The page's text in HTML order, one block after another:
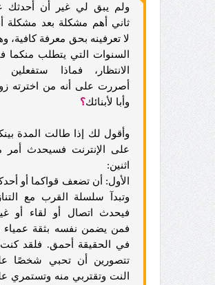
ولم يبق لي غير أن أحدثك
ثاني أهم مشكلة بعد مشكلة
لا تعرفينه بحق معرفة كافية،
السنوات التي يتطلب منكما
الانتظار، فماذا ستفعلين
أصررت على أنه من اخترته
وأبا لأبنائك؟
وأقول لك إذا طالت المدة
على الإنترنت فسيحدث أمر
اثنين:
الأول: أن تضعف قواكما أو
وتبدآ سلسلة القرب مع
فيحدث اتصال أو لقاء أو
فمن يضمن نفسه بثقة عمياء
في الحقيقة أحمق. فلقد كنت
تتصورين أن تحبي شخصًا
النت وتقتربي منه وتستمري